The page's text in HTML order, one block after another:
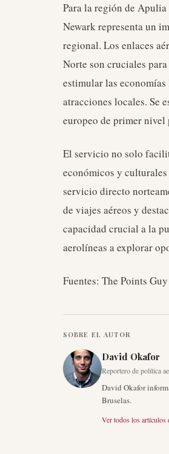
Para la región de
Newark representa un
regional. Los enlaces
Norte son cruciales
estimular las
atracciones locales. Se
europeo de primer nivel
El servicio no solo
económicos y
servicio directo
de viajes aéreos y
capacidad crucial a la
aerolíneas a explorar
Fuentes: The Points Guy
SOBRE EL AUTOR
David Okafor
Reportero de política
David Okafor
Bruselas.
Ver todos los artículos